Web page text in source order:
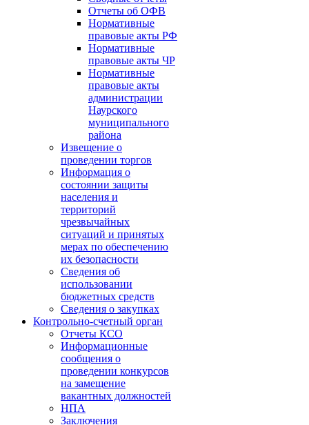
Отчеты об ОФВ
Нормативные
правовые акты РФ
Нормативные
правовые акты ЧР
Нормативные
правовые акты
администрации
Наурского
муниципального
района
Извещение о
проведении торгов
Информация о
состоянии защиты
населения и
территорий
чрезвычайных
ситуаций и принятых
мерах по обеспечению
их безопасности
Сведения об
использовании
бюджетных средств
Сведения о закупках
Контрольно-счетный орган
Отчеты КСО
Информационные
сообщения о
проведении конкурсов
на замещение
вакантных должностей
НПА
Заключения